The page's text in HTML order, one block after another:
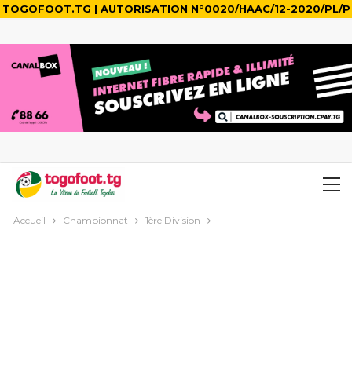
TOGOFOOT.TG | AUTORISATION N°0020/HAAC/12-2020/PL/P
Accueil Championnat 1ère Division